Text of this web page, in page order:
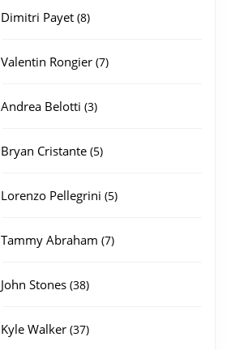
Dimitri Payet 88
Valentin Rongier 77
Andrea Belotti 33
Bryan Cristante 55
Lorenzo Pellegrini 55
Tammy Abraham 77
John Stones 3838
Kyle Walker 3737